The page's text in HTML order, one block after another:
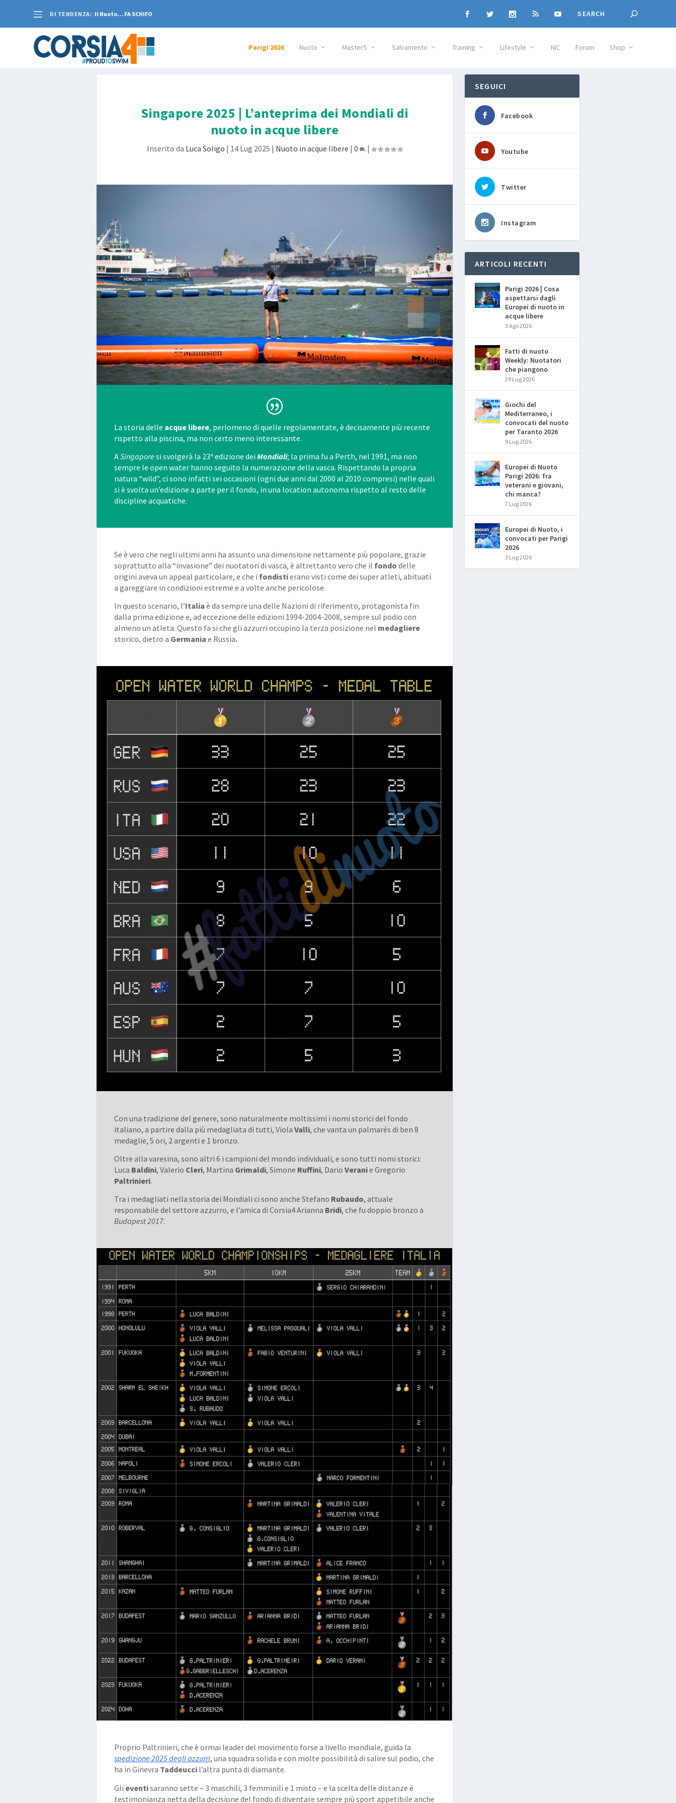
DI TENDENZA: Il Nuoto… FA SCHIFO
Parigi 2026 Nuoto MasterS Salvamento Training Lifestyle NIC Forum Shop
Singapore 2025 | L’anteprima dei Mondiali di
nuoto in acque libere
Inserito da Luca Soligo | 14 Lug 2025 | Nuoto in acque libere | 0 |
La storia delle acque libere, perlomeno di quelle regolamentate, è decisamente più recente
rispetto alla piscina, ma non certo meno interessante.
ASingaporesi svolgerà la 23ª edizione deiMondiali; la prima fu a Perth, nel 1991, ma non
sempre le open water hanno seguito la numerazione della vasca. Rispettando la propria
natura “wild”, ci sono infatti sei occasioni (ogni due anni dal 2000 al 2010 compresi) nelle quali
si è svolta un’edizione a parte per il fondo, in una location autonoma rispetto al resto delle
discipline acquatiche.
Se è vero che negli ultimi anni ha assunto una dimensione nettamente più popolare, grazie
soprattutto alla “invasione” dei nuotatori di vasca, è altrettanto vero che il fondo delle
origini aveva un appeal particolare, e che i fondistierano visti come dei super atleti, abituati
a gareggiare in condizioni estreme e a volte anche pericolose.
In questo scenario, l’Italia è da sempre una delle Nazioni di riferimento, protagonista fin
dalla prima edizione e, ad eccezione delle edizioni 1994-2004-2008, sempre sul podio con
almeno un atleta. Questo fa si che gli azzurri occupino la terza posizione nel medagliere
storico, dietro a Germania e Russia.
Con una tradizione del genere, sono naturalmente moltissimi i nomi storici del fondo
italiano, a partire dalla più medagliata di tutti, ViolaValli, che vanta un palmarés di ben 8
medaglie, 5 ori, 2 argenti e 1 bronzo.
Oltre alla varesina, sono altri 6 i campioni del mondo individuali, e sono tutti nomi storici:
Luca Baldini, Valerio Cleri, Martina Grimaldi, Simone Ruffini, DarioVeranie Gregorio
Paltrinieri.
Tra i medagliati nella storia dei Mondiali ci sono anche Stefano Rubaudo, attuale
responsabile del settore azzurro, e l’amica di Corsia4 Arianna Bridi, che fu doppio bronzo a
Budapest 2017.
Proprio Paltrinieri, che è ormai leader del movimento forse a livello mondiale, guida la
spedizione 2025 degli azzurri, una squadra solida e con molte possibilità di salire sul podio, che
ha in Ginevra Taddeucci l’altra punta di diamante.
Gli eventisaranno sette – 3 maschili, 3 femminili e 1 misto – e la scelta delle distanze è
testimonianza netta della decisione del fondo di diventare sempre più sport appetibile anche
SEGUICI
Facebook
Youtube
Twitter
Instagram
ARTICOLI RECENTI
Parigi 2026 | Cosa
aspettarsi dagli
Europei di nuoto in
acque libere
3 Ago 2026
Fatti di nuoto
Weekly: Nuotatori
che piangono
29 Lug 2026
Giochi del
Mediterraneo, i
convocati del nuoto
per Taranto 2026
9 Lug 2026
Europei di Nuoto
Parigi 2026: fra
veterani e giovani,
chi manca?
7 Lug 2026
Europei di Nuoto, i
convocati per Parigi
2026
3 Lug 2026